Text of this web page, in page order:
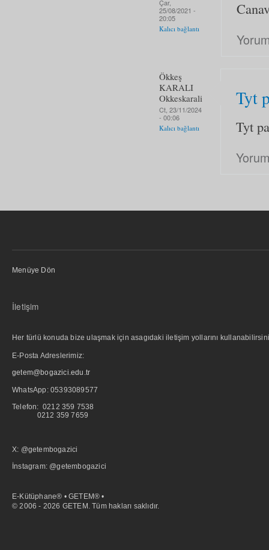
Çar,
25/08/2021 -
20:05
Kalıcı bağlantı
Ökkeş
KARALI
Okkeskarali
Ct, 23/11/2024
- 00:06
Kalıcı bağlantı
Tyt
Tyt
Menüye Dön
İletişim
Her türlü konuda bize ulaşmak için asagıdaki iletişim yollarını
E-Posta Adreslerimiz:
getem@bogazici.edu.tr
WhatsApp: 05393089577
Telefon: 0212 359 7538
0212 359 7659
X: @getembogazici
İnstagram: @getembogazici
E-Kütüphane® • GETEM® •
© 2006 - 2026 GETEM. Tüm hakları saklıdır.